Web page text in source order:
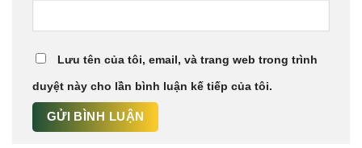
Lưu tên của tôi, email, và trang web trong trình
duyệt này cho lần bình luận kế tiếp của tôi.